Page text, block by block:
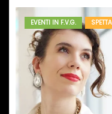
EVENTI IN F.V.G.